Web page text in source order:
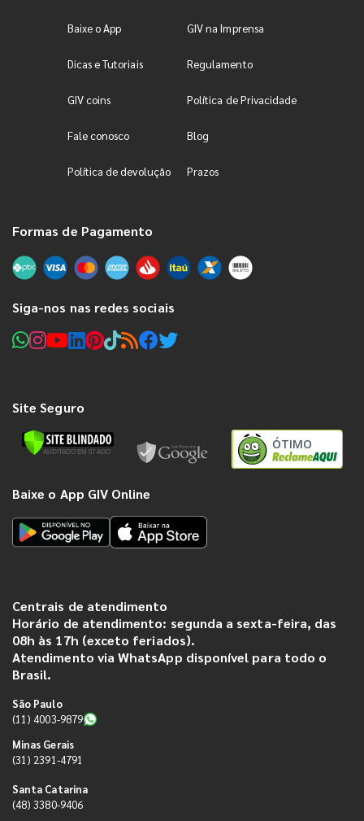
Baixe o App GIV na Imprensa
Dicas e Tutoriais Regulamento
GIV coins Política de Privacidade
Fale conosco Blog
Política de devolução Prazos
Formas de Pagamento
Siga-nos nas redes sociais
Site Seguro
ÓTIMO
Baixe o App GIV Online
Centrais de atendimento
Horário de atendimento: segunda a sexta-feira, das
08h às 17h (exceto feriados).
Atendimento via WhatsApp disponível para todo o
Brasil.
São Paulo
(11) 4003-9879
Minas Gerais
(31) 2391-4791
Santa Catarina
(48) 3380-9406